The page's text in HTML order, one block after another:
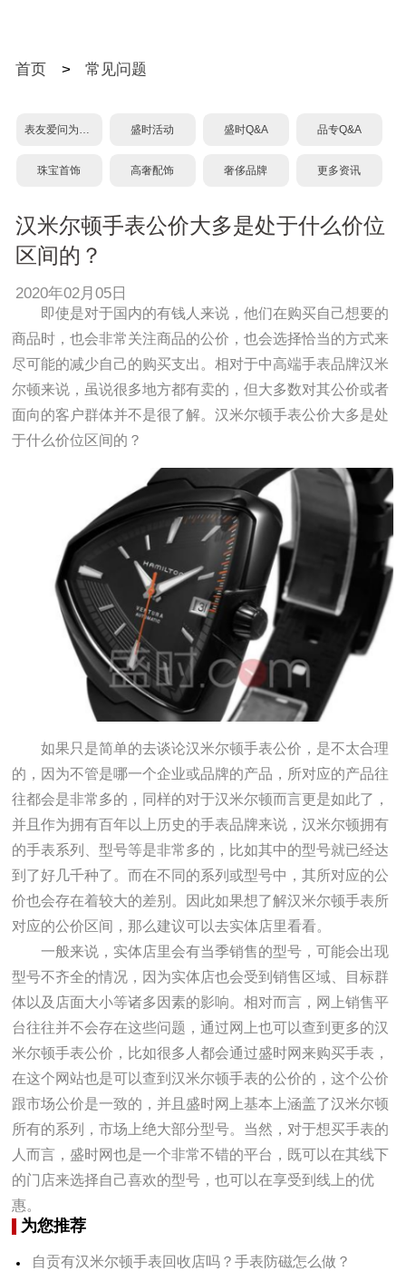
首页 > 常见问题
表友爱问为什么？ 盛时活动 盛时Q&A 品专Q&A
珠宝首饰 高奢配饰 奢侈品牌 更多资讯
汉米尔顿手表公价大多是处于什么价位
区间的？
2020年02月05日
即使是对于国内的有钱人来说，他们在购买自己想要的
商品时，也会非常关注商品的公价，也会选择恰当的方式来
尽可能的减少自己的购买支出。相对于中高端手表品牌汉米
尔顿来说，虽说很多地方都有卖的，但大多数对其公价或者
面向的客户群体并不是很了解。汉米尔顿手表公价大多是处
于什么价位区间的？
如果只是简单的去谈论汉米尔顿手表公价，是不太合理
的，因为不管是哪一个企业或品牌的产品，所对应的产品往
往都会是非常多的，同样的对于汉米尔顿而言更是如此了，
并且作为拥有百年以上历史的手表品牌来说，汉米尔顿拥有
的手表系列、型号等是非常多的，比如其中的型号就已经达
到了好几千种了。而在不同的系列或型号中，其所对应的公
价也会存在着较大的差别。因此如果想了解汉米尔顿手表所
对应的公价区间，那么建议可以去实体店里看看。
一般来说，实体店里会有当季销售的型号，可能会出现
型号不齐全的情况，因为实体店也会受到销售区域、目标群
体以及店面大小等诸多因素的影响。相对而言，网上销售平
台往往并不会存在这些问题，通过网上也可以查到更多的汉
米尔顿手表公价，比如很多人都会通过盛时网来购买手表，
在这个网站也是可以查到汉米尔顿手表的公价的，这个公价
跟市场公价是一致的，并且盛时网上基本上涵盖了汉米尔顿
所有的系列，市场上绝大部分型号。当然，对于想买手表的
人而言，盛时网也是一个非常不错的平台，既可以在其线下
的门店来选择自己喜欢的型号，也可以在享受到线上的优
惠。
为您推荐
自贡有汉米尔顿手表回收店吗？手表防磁怎么做？